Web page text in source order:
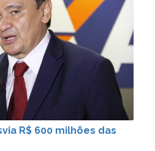
R$ 600 milhões das